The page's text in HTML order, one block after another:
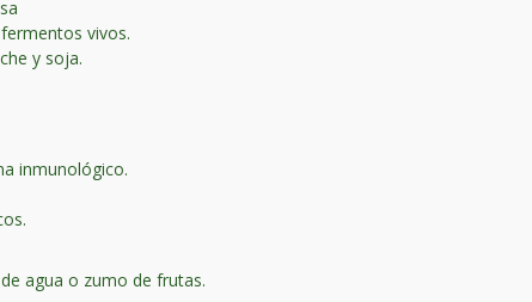
vivos.
y soja.
inmunológico.
agua o zumo de frutas.